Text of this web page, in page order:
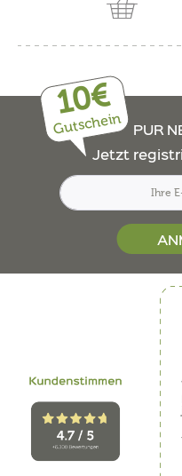
10€
Gutschein
PUR
Jetzt